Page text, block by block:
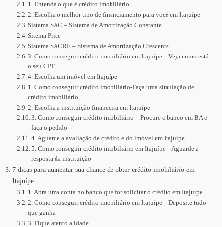
1. Entenda o que é crédito imobiliário
2. Escolha o melhor tipo de financiamento para você em Itajuípe
Sistema SAC – Sistema de Amortização Constante
Sitema Price
Sistema SACRE – Sistema de Amortização Crescente
3. Como conseguir crédito imobiliário em Itajuípe – Veja como está
o seu CPF
4. Escolha um imóvel em Itajuípe
1. Como conseguir crédito imobiliário-Faça uma simulação de
crédito imobiliário
2. Escolha a instituição financeira em Itajuípe
3. Como conseguir crédito imobiliário – Procure o banco em BA e
faça o pedido
4. Aguarde a avaliação de crédito e do imóvel em Itajuípe
5. Como conseguir crédito imobiliário em Itajuípe – Aguarde a
resposta da instituição
7 dicas para aumentar sua chance de obter crédito imobiliário em
Itajuípe
1. Abra uma conta no banco que for solicitar o crédito em Itajuípe
2. Como conseguir crédito imobiliário em Itajuípe – Deposite tudo
que ganha
3. Fique atento a idade